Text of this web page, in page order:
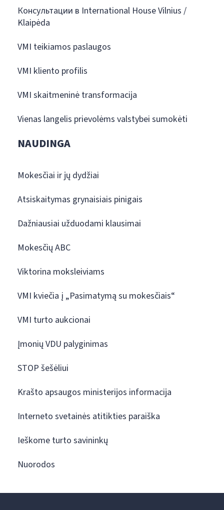
Консультации в International House Vilnius /
Klaipėda
VMI teikiamos paslaugos
VMI kliento profilis
VMI skaitmeninė transformacija
Vienas langelis prievolėms valstybei sumokėti
NAUDINGA
Mokesčiai ir jų dydžiai
Atsiskaitymas grynaisiais pinigais
Dažniausiai užduodami klausimai
Mokesčių ABC
Viktorina moksleiviams
VMI kviečia į „Pasimatymą su mokesčiais“
VMI turto aukcionai
Įmonių VDU palyginimas
STOP šešėliui
Krašto apsaugos ministerijos informacija
Interneto svetainės atitikties paraiška
Ieškome turto savininkų
Nuorodos